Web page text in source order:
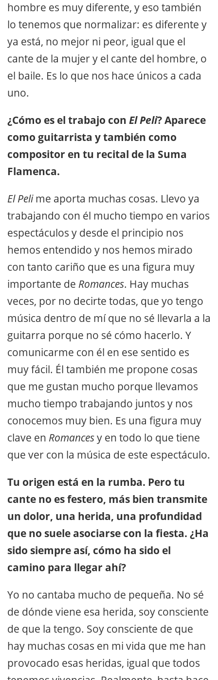
hombre es muy diferente, y eso también
lo tenemos que normalizar: es diferente y
ya está, no mejor ni peor, igual que el
cante de la mujer y el cante del hombre, o
el baile. Es lo que nos hace únicos a cada
uno.
¿Cómo es el trabajo con El Peli? Aparece
como guitarrista y también como
compositor en tu recital de la Suma
Flamenca.
El Pelime aporta muchas cosas. Llevo ya
trabajando con él mucho tiempo en varios
espectáculos y desde el principio nos
hemos entendido y nos hemos mirado
con tanto cariño que es una figura muy
importante de Romances. Hay muchas
veces, por no decirte todas, que yo tengo
música dentro de mí que no sé llevarla a la
guitarra porque no sé cómo hacerlo. Y
comunicarme con él en ese sentido es
muy fácil. Él también me propone cosas
que me gustan mucho porque llevamos
mucho tiempo trabajando juntos y nos
conocemos muy bien. Es una figura muy
clave en Romancesy en todo lo que tiene
que ver con la música de este espectáculo.
Tu origen está en la rumba. Pero tu
cante no es festero, más bien transmite
un dolor, una herida, una profundidad
que no suele asociarse con la fiesta. ¿Ha
sido siempre así, cómo ha sido el
camino para llegar ahí?
Yo no cantaba mucho de pequeña. No sé
de dónde viene esa herida, soy consciente
de que la tengo. Soy consciente de que
hay muchas cosas en mi vida que me han
provocado esas heridas, igual que todos